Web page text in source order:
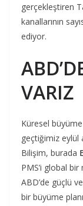
gerçekleştiren
kanallarının
ediyor.
VARIZ
Küresel
geçtiğimiz eylül
Bilişim, burada
PMS’i global
ABD’de güçlü
bir büyüme